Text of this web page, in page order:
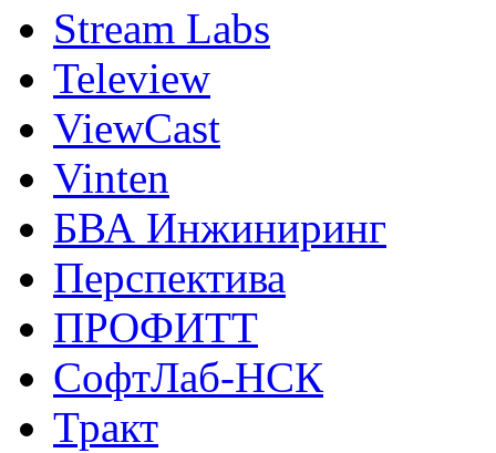
Stream Labs
Teleview
ViewCast
Vinten
БВА Инжиниринг
Перспектива
ПРОФИТТ
СофтЛаб-НСК
Тракт